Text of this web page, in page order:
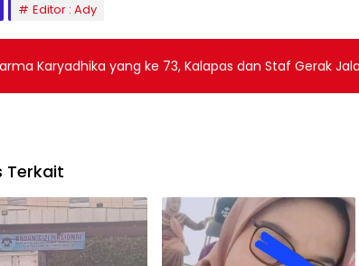
Editor : Ady
Karyadhika yang ke 73, Kalapas dan Staf Gerak
Terkait